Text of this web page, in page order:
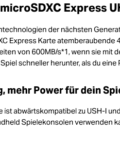
Express
der nächsten
Express Karte
von 600MB/s*1, wenn sie mit
schneller herunter, als du eine
mehr Power für dein
ist abwärtskompatibel zu USH-I
Spielekonsolen verwenden